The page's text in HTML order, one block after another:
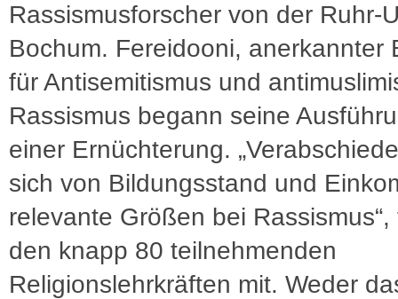
Rassismusforscher von der Ruhr-
Bochum. Fereidooni, anerkannter
für Antisemitismus und
Rassismus begann seine
einer Ernüchterung.
sich von Bildungsstand und
relevante Größen bei
den knapp 80 teilnehmenden
Religionslehrkräften mit. Weder